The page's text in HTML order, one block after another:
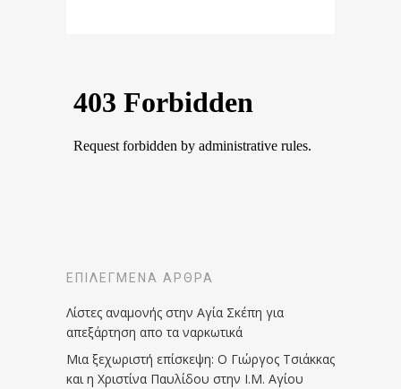
ΕΠΙΛΕΓΜΈΝΑ ΆΡΘΡΑ
Λίστες αναμονής στην Αγία Σκέπη για
απεξάρτηση απο τα ναρκωτικά
Μια ξεχωριστή επίσκεψη: Ο Γιώργος Τσιάκκας
και η Χριστίνα Παυλίδου στην Ι.Μ. Αγίου